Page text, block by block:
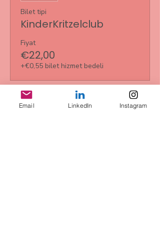
Bilet tipi
KinderKritzelclub
Fiyat
€22,00
+€0,55 bilet hizmet bedeli
Satış bitti
Email LinkedIn Instagram